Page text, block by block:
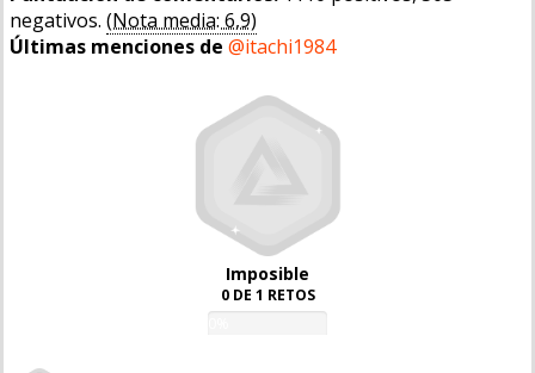
negativos. (Nota media: 6,9)
Últimas menciones de @itachi1984
Imposible
0 DE 1 RETOS